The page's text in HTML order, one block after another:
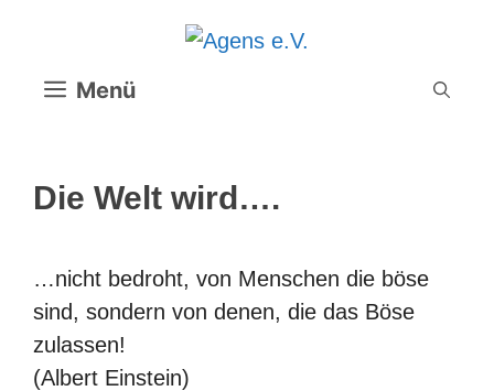
springenMenü
Die Welt wird….
…nicht bedroht, von Menschen die böse
sind, sondern von denen, die das Böse
zulassen!
(Albert Einstein)